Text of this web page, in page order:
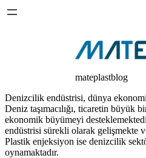
mateplastblog
Denizcilik endüstrisi, dünya
Deniz taşımacılığı, ticaretin büyük
ekonomik büyümeyi
endüstrisi sürekli olarak gelişmekte
Plastik enjeksiyon ise denizcilik
oynamaktadır.